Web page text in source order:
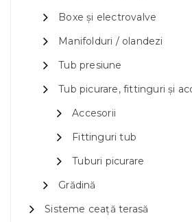
Boxe și electrovalve
Manifolduri / olandezi
Tub presiune
Tub picurare, fittinguri și
Accesorii
Fittinguri tub
Tuburi picurare
Grădină
Sisteme ceață terasă